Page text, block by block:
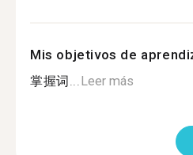
Mis objetivos de
掌握词...Leer más